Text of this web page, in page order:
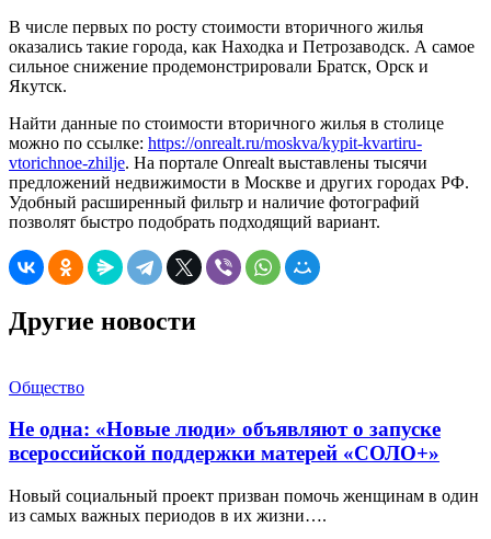
В числе первых по росту стоимости вторичного жилья
оказались такие города, как Находка и Петрозаводск. А самое
сильное снижение продемонстрировали Братск, Орск и
Якутск.
Найти данные по стоимости вторичного жилья в столице
можно по ссылке: https://onrealt.ru/moskva/kypit-kvartiru-
vtorichnoe-zhilje. На портале Onrealt выставлены тысячи
предложений недвижимости в Москве и других городах РФ.
Удобный расширенный фильтр и наличие фотографий
позволят быстро подобрать подходящий вариант.
Другие новости
Общество
Не одна: «Новые люди» объявляют о запуске
всероссийской поддержки матерей «СОЛО+»
Новый социальный проект призван помочь женщинам в один
из самых важных периодов в их жизни….